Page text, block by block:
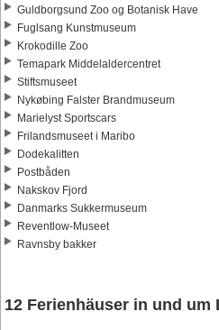
Guldborgsund Zoo og Botanisk Have
Fuglsang Kunstmuseum
Krokodille Zoo
Temapark Middelaldercentret
Stiftsmuseet
Nykøbing Falster Brandmuseum
Marielyst Sportscars
Frilandsmuseet i Maribo
Dodekalitten
Postbåden
Nakskov Fjord
Danmarks Sukkermuseum
Reventlow-Museet
Ravnsby bakker
12 Ferienhäuser in und um